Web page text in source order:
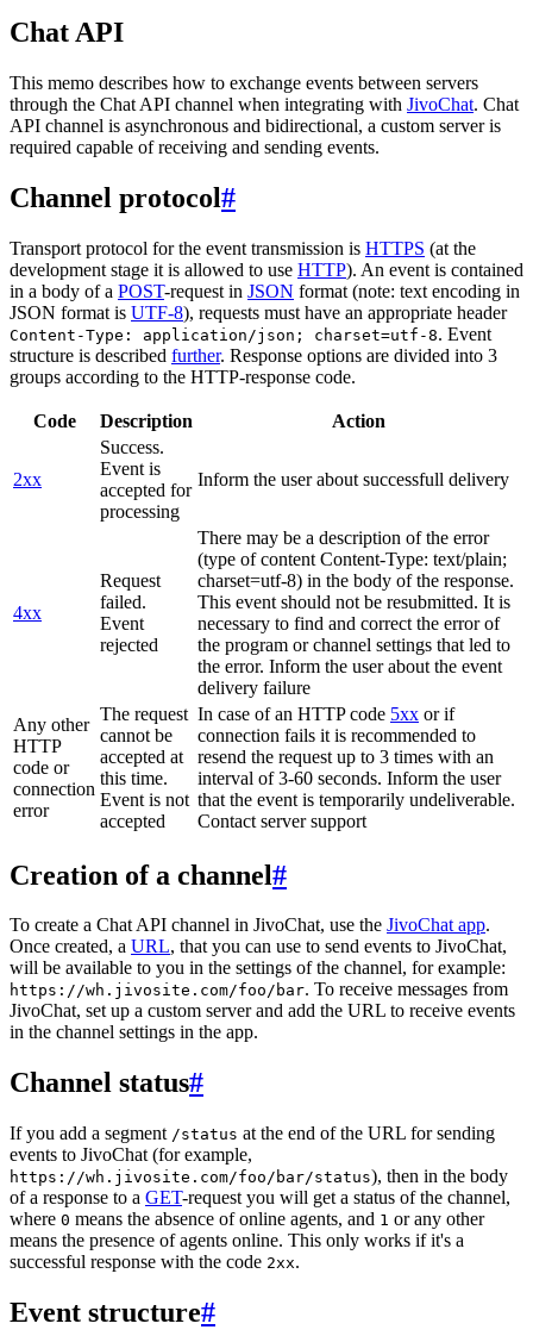
Chat API
This memo describes how to exchange events between servers
through the Chat API channel when integrating with JivoChat. Chat
API channel is asynchronous and bidirectional, a custom server is
required capable of receiving and sending events.
Channel protocol#
Transport protocol for the event transmission is HTTPS (at the
development stage it is allowed to use HTTP). An event is contained
in a body of a POST-request in JSON format (note: text encoding in
JSON format is UTF-8), requests must have an appropriate header
Content-Type: application/json; charset=utf-8. Event
structure is described further. Response options are divided into 3
groups according to the HTTP-response code.
Code Description Action
2xx
Success.
Event is
accepted for
processing
Inform the user about successfull delivery
4xx
Request
failed.
Event
rejected
There may be a description of the error
(type of content Content-Type: text/plain;
charset=utf-8) in the body of the response.
This event should not be resubmitted. It is
necessary to find and correct the error of
the program or channel settings that led to
the error. Inform the user about the event
delivery failure
Any other
HTTP
code or
connection
error
The request
cannot be
accepted at
this time.
Event is not
accepted
In case of an HTTP code 5xx or if
connection fails it is recommended to
resend the request up to 3 times with an
interval of 3-60 seconds. Inform the user
that the event is temporarily undeliverable.
Contact server support
Creation of a channel#
To create a Chat API channel in JivoChat, use the JivoChat app.
Once created, a URL, that you can use to send events to JivoChat,
will be available to you in the settings of the channel, for example:
https://wh.jivosite.com/foo/bar. To receive messages from
JivoChat, set up a custom server and add the URL to receive events
in the channel settings in the app.
Channel status#
If you add a segment /status at the end of the URL for sending
events to JivoChat (for example,
https://wh.jivosite.com/foo/bar/status), then in the body
of a response to a GET-request you will get a status of the channel,
where 0 means the absence of online agents, and 1 or any other
means the presence of agents online. This only works if it's a
successful response with the code 2xx.
Event structure#